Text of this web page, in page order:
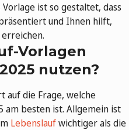
ist so gestaltet, dass
und Ihnen hilft,
Vorlagen
nutzen?
auf die Frage, welche
am besten ist. Allgemein ist
Lebenslaufwichtiger als die